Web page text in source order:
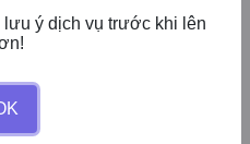
lưu ý dịch vụ trước khi lên